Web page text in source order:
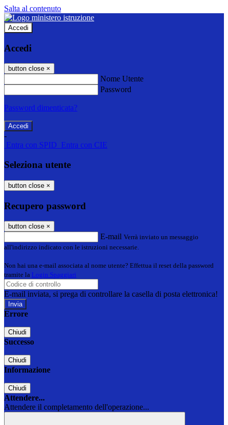
Salta al contenuto
Accedi
Accedi
button close ×
Nome Utente
Password
Password dimenticata?
-
Entra con SPID Entra con CIE
Seleziona utente
button close ×
Recupero password
button close ×
E-mail Verrà inviato un messaggio
all'indirizzo indicato con le istruzioni necessarie.
Non hai una e-mail associata al nome utente? Effettua il reset della password
tramite la Login Spaggiari
E-mail inviata, si prega di controllare la casella di posta elettronica!
Errore
Chiudi
Successo
Chiudi
Informazione
Chiudi
Attendere...
Attendere il completamento dell'operazione...